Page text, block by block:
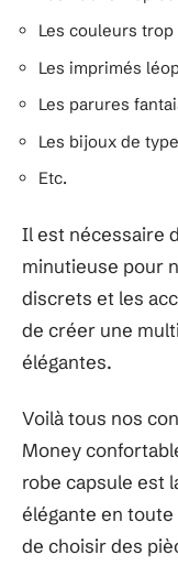
Les couleurs
Les imprimés
Les parures
Les bijoux de
Etc.
Il est nécessaire
minutieuse pour
discrets et les
de créer une
élégantes.
Voilà tous nos
Money
robe capsule est
élégante en
de choisir des